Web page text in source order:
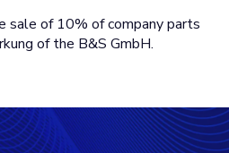
sale of 10% of company parts
of the B&S GmbH.